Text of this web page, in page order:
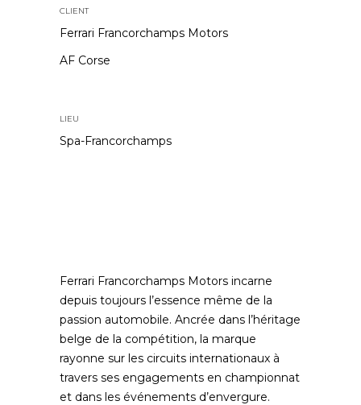
CLIENT
Ferrari Francorchamps Motors
AF Corse
LIEU
Spa-Francorchamps
Ferrari Francorchamps Motors incarne
depuis toujours l’essence même de la
passion automobile. Ancrée dans l’héritage
belge de la compétition, la marque
rayonne sur les circuits internationaux à
travers ses engagements en championnat
et dans les événements d’envergure.